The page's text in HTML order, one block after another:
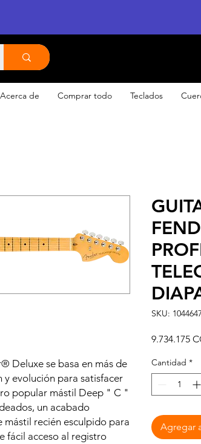
Acerca de Comprar todo Teclados
Deluxe se basa en más de
y evolución para satisfacer
popular mástil Deep " C "
un acabado
recién esculpido para
fácil acceso al registro
SKU:
9.734.175
Cantidad *
Agregar